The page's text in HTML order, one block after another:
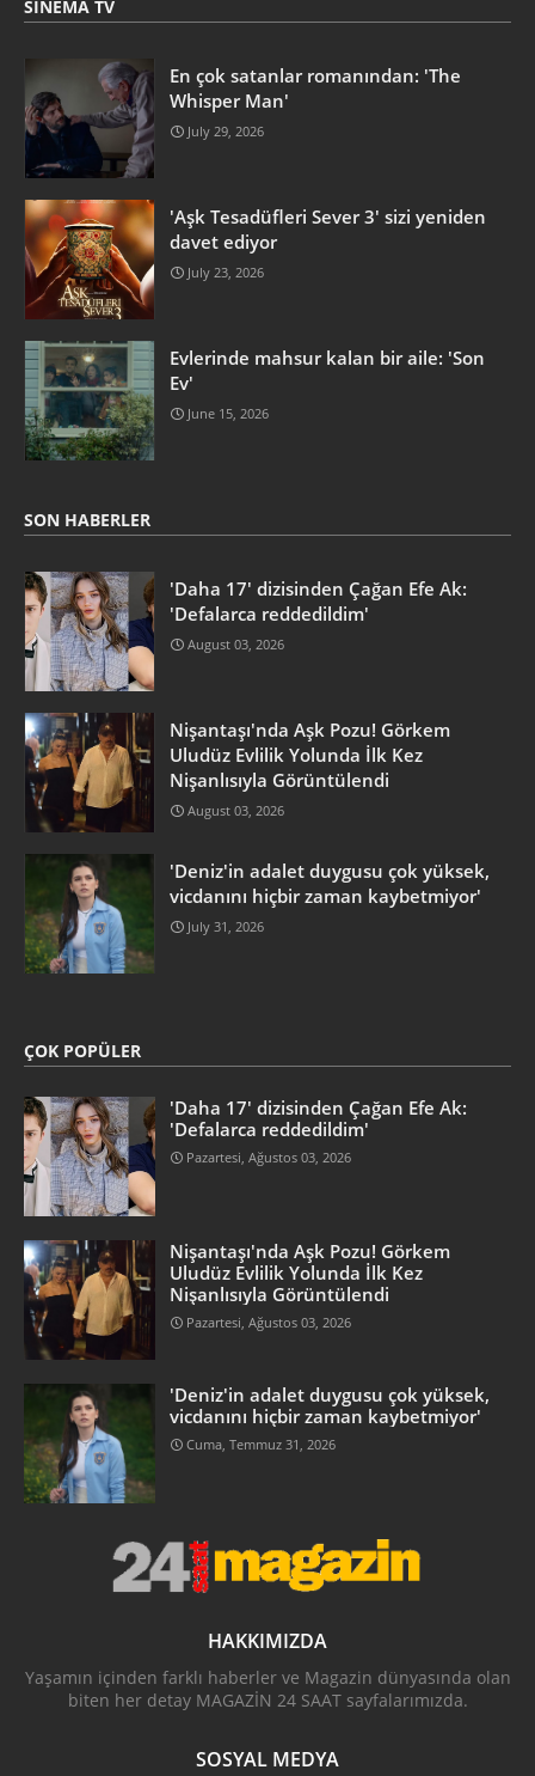
SINEMA TV
En çok satanlar romanından: 'The
Whisper Man'
July 29, 2026
'Aşk Tesadüfleri Sever 3' sizi yeniden
davet ediyor
July 23, 2026
Evlerinde mahsur kalan bir aile: 'Son
Ev'
June 15, 2026
SON HABERLER
'Daha 17' dizisinden Çağan Efe Ak:
'Defalarca reddedildim'
August 03, 2026
Nişantaşı'nda Aşk Pozu! Görkem
Uludüz Evlilik Yolunda İlk Kez
Nişanlısıyla Görüntülendi
August 03, 2026
'Deniz'in adalet duygusu çok yüksek,
vicdanını hiçbir zaman kaybetmiyor'
July 31, 2026
ÇOK POPÜLER
'Daha 17' dizisinden Çağan Efe Ak:
'Defalarca reddedildim'
Pazartesi, Ağustos 03, 2026
Nişantaşı'nda Aşk Pozu! Görkem
Uludüz Evlilik Yolunda İlk Kez
Nişanlısıyla Görüntülendi
Pazartesi, Ağustos 03, 2026
'Deniz'in adalet duygusu çok yüksek,
vicdanını hiçbir zaman kaybetmiyor'
Cuma, Temmuz 31, 2026
HAKKIMIZDA
Yaşamın içinden farklı haberler ve Magazin dünyasında olan
biten her detay MAGAZİN 24 SAAT sayfalarımızda.
SOSYAL MEDYA